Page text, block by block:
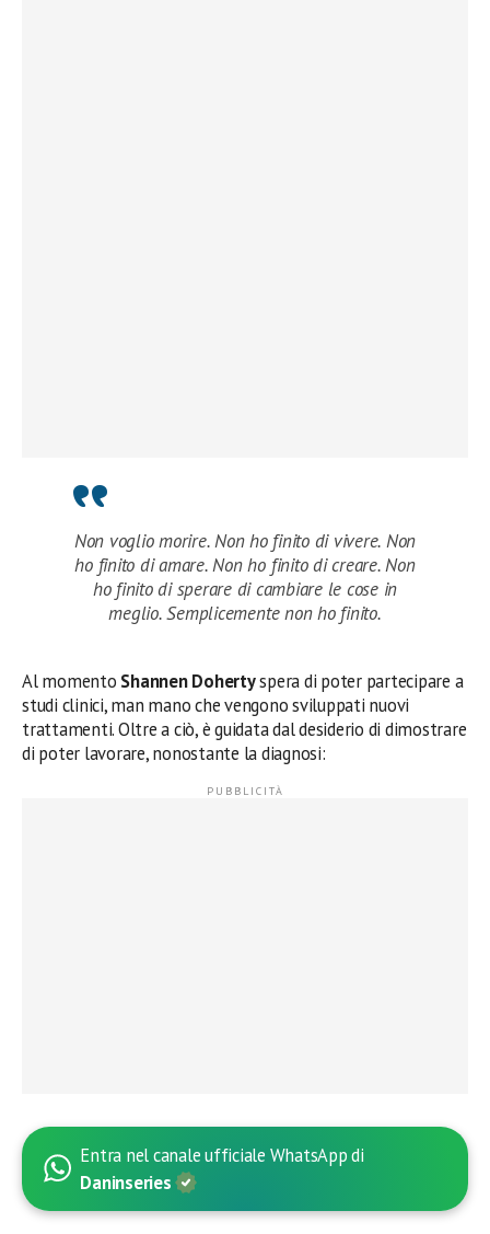
Non voglio morire. Non ho finito di vivere. Non
ho finito di amare. Non ho finito di creare. Non
ho finito di sperare di cambiare le cose in
meglio. Semplicemente non ho finito.
Al momento Shannen Dohertyspera di poter partecipare a
studi clinici, man mano che vengono sviluppati nuovi
trattamenti. Oltre a ciò, è guidata dal desiderio di dimostrare
di poter lavorare, nonostante la diagnosi:
Entra nel canale ufficiale WhatsApp di
Daninseries